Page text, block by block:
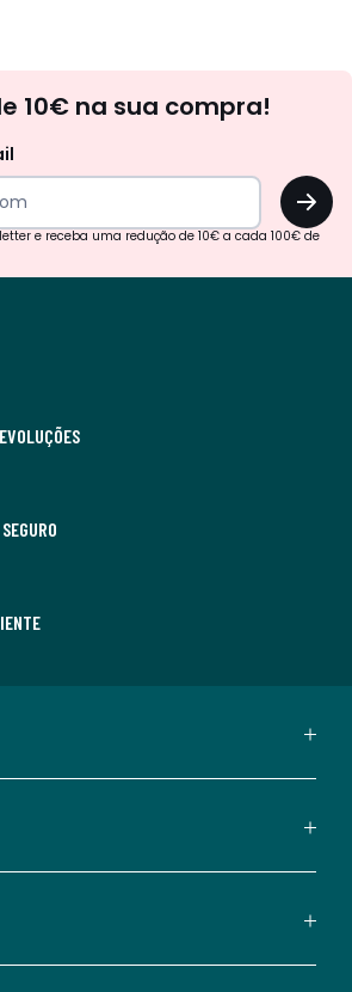
10€ na sua compra!
OK
e receba uma redução de 10€ a cada 100€ de